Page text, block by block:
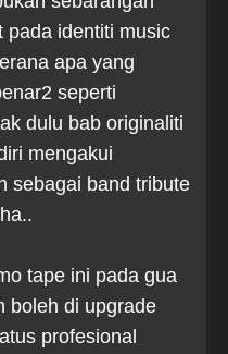
pada identiti music
apa yang
seperti
dulu bab originaliti
mengakui
sebagai band tribute
tape ini pada gua
boleh di upgrade
profesional